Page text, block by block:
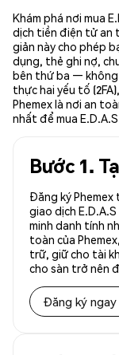
Khám phá nơi mua
dịch tiền điện tử an
giản này cho phép
dụng, thẻ ghi nợ,
bên thứ ba — không
thực hai yếu tố
Phemex là nơi an
nhất để mua
Bước 1.
Đăng ký
giao dịch
minh danh tính
toàn của
trữ, giữ cho tài
cho sàn trở nên
Đăng ký ngay